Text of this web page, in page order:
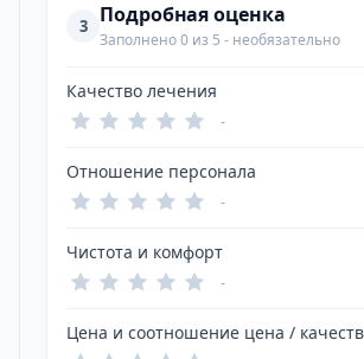
3 Подробная оценка
Заполнено 0 из 5 - необязательно
Качество лечения
-
Отношение персонала
-
Чистота и комфорт
-
Цена и соотношение цена /